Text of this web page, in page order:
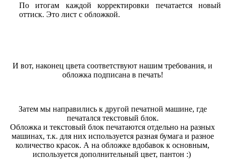
По итогам каждой корректировки печатается новый
оттиск. Это лист с обложкой.
И вот, наконец цвета соответствуют нашим требования, и
обложка подписана в печать!
Затем мы направились к другой печатной машине, где
печатался текстовый блок.
Обложка и текстовый блок печатаются отдельно на разных
машинах, т.к. для них используется разная бумага и разное
количество красок. А на обложке вдобавок к основным,
используется дополнительный цвет, пантон :)